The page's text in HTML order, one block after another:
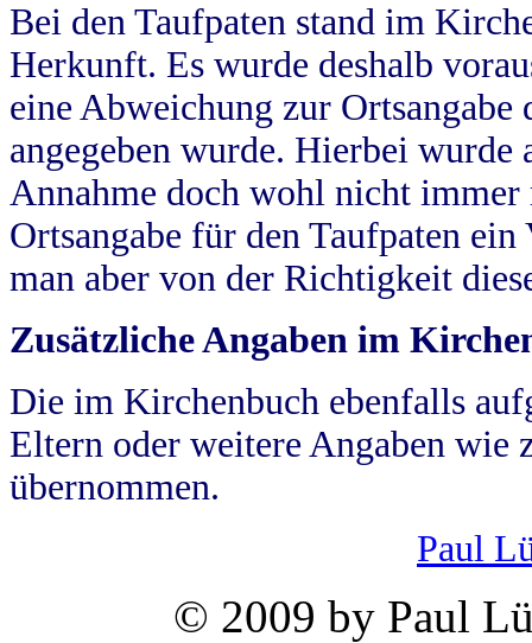
Bei den Taufpaten stand im
Herkunft. Es wurde deshalb
eine Abweichung zur
angegeben wurde. Hierbei wurde
Annahme doch wohl nicht
Ortsangabe für den Taufpaten
man aber von der Richtigkeit
Zusätzliche Angaben im
Die im Kirchenbuch ebenfalls
Eltern oder weitere Angaben wie
übernommen.
Paul
© 2009 by Paul